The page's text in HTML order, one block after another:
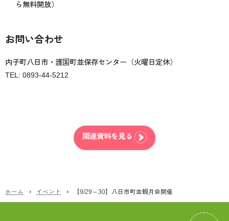
ら無料開放）
お問い合わせ
内子町八日市・護国町並保存センター（火曜日定休）
TEL: 0893-44-5212
関連資料を見る
ホーム イベント 【9/29～30】八日市町並観月会開催